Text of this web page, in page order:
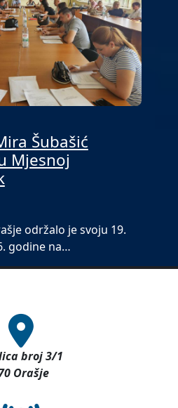
Šubašić
Mjesnoj
održalo je svoju 19.
godine na…
broj 3/1
Orašje